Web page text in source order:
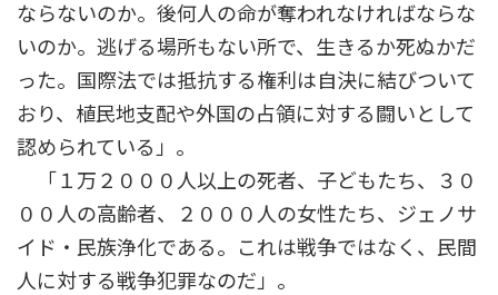
ならないのか。後何人の命が奪われなければならな
いのか。逃げる場所もない所で、生きるか死ぬかだ
った。国際法では抵抗する権利は自決に結びついて
おり、植民地支配や外国の占領に対する闘いとして
認められている」。
「１万２０００人以上の死者、子どもたち、３０
００人の高齢者、２０００人の女性たち、ジェノサ
イド・民族浄化である。これは戦争ではなく、民間
人に対する戦争犯罪なのだ」。